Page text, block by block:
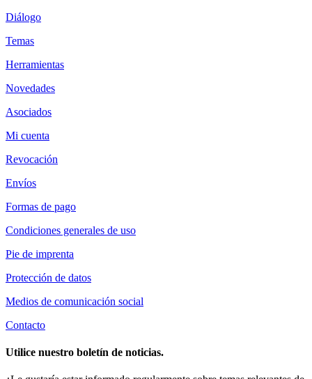
Diálogo
Temas
Herramientas
Novedades
Asociados
Mi cuenta
Revocación
Envíos
Formas de pago
Condiciones generales de uso
Pie de imprenta
Protección de datos
Medios de comunicación social
Contacto
Utilice nuestro boletín de noticias.